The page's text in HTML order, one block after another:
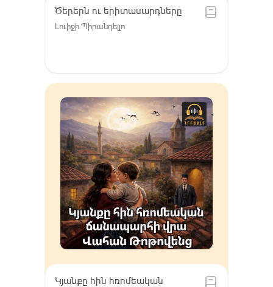
Ծերերն ու երիտասարդները
Լուիջի Պիրանդելլո
Կյանքը հին հռոմեական